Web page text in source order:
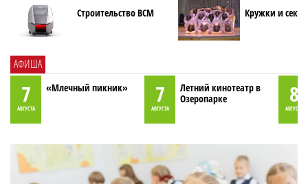
Строительство ВСМ Кружки и
АФИША
7
АВГУСТА
«Млечный пикник» 7
АВГУСТА
Летний кинотеатр в
Озеропарке
8
АВГУСТА